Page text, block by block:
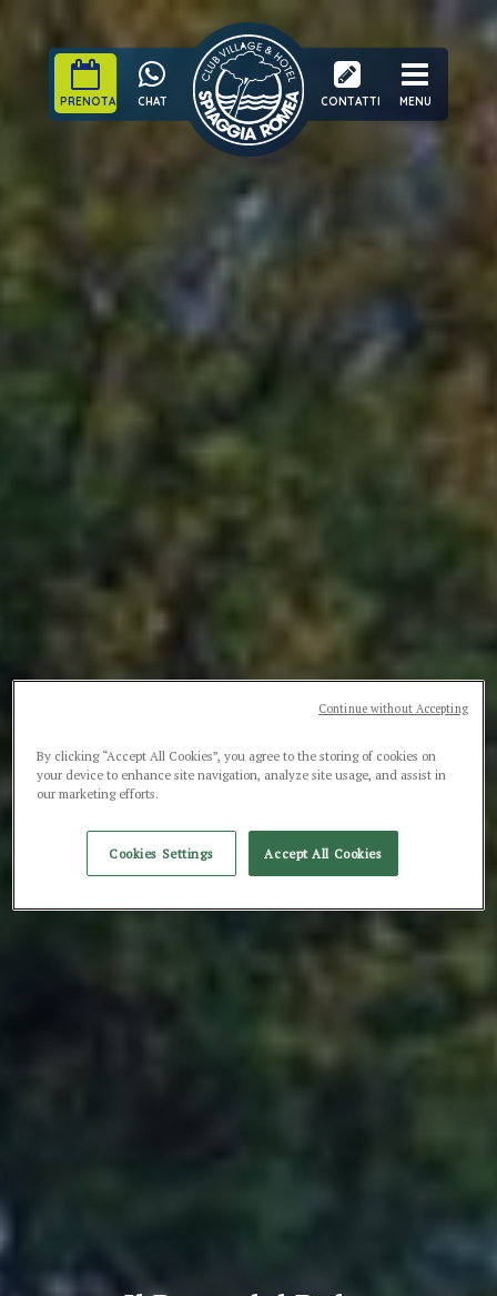
PRENOTA CHAT CONTATTI MENU
By clicking “Accept All Cookies”, you agree to the storing of cookies on
your device to enhance site navigation, analyze site usage, and assist in
our marketing efforts.
Cookies Settings Accept All Cookies
Continue without Accepting